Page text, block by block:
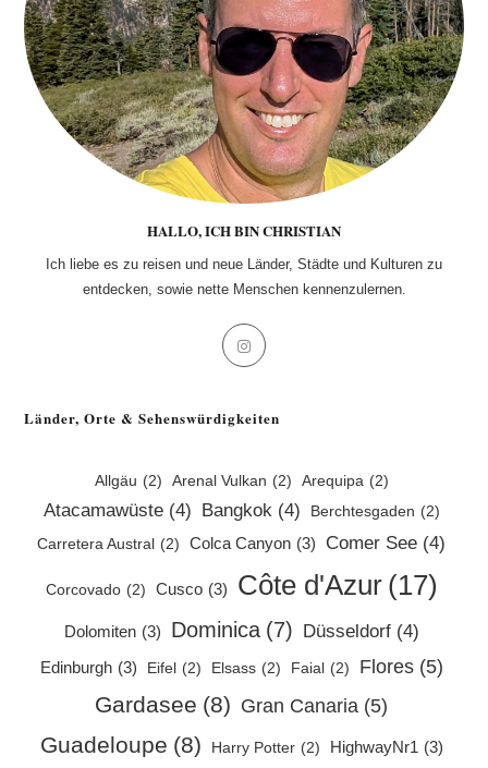
HALLO, ICH BIN CHRISTIAN
Ich liebe es zu reisen und neue Länder, Städte und Kulturen zu
entdecken, sowie nette Menschen kennenzulernen.
new
Länder, Orte & Sehenswürdigkeiten
Allgäu (2) Arenal Vulkan (2) Arequipa (2)
Atacamawüste (4) Bangkok (4) Berchtesgaden (2)
Carretera Austral (2) Colca Canyon (3) Comer See (4)
Corcovado (2) Cusco (3) Côte d'Azur (17)
Dolomiten (3) Dominica (7) Düsseldorf (4)
Edinburgh (3) Eifel (2) Elsass (2) Faial (2) Flores (5)
Gardasee (8) Gran Canaria (5)
Guadeloupe (8) Harry Potter (2) HighwayNr1 (3)